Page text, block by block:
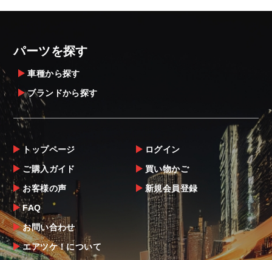
パーツを探す
車種から探す
ブランドから探す
トップページ
ご購入ガイド
お客様の声
FAQ
お問い合わせ
エアツケ！について
ログイン
買い物かご
新規会員登録